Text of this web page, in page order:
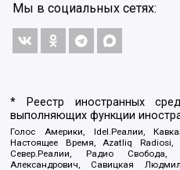
Мы в социальных сетях:
* Реестр иностранных
выполняющих функции
Голос Америки, Idel.Реалии,
Настоящее Время, Azatliq Radiosi,
Север.Реалии, Радио Свобода,
Александрович, Савицкая